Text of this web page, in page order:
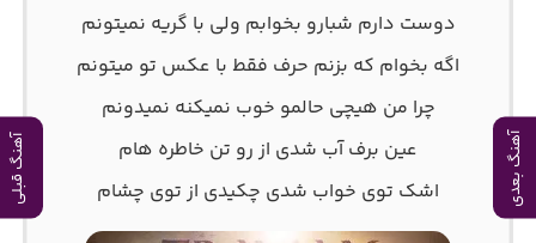
آهنگ بعدی آهنگ قبلی
دوست دارم شبارو بخوابم ولی با گریه نمیتونم
اگه بخوام که بزنم حرف فقط با عکس تو میتونم
چرا من هیچی حالمو خوب نمیکنه نمیدونم
عین برف آب شدی از رو تن خاطره هام
اشک توی خواب شدی چکیدی از توی چشام